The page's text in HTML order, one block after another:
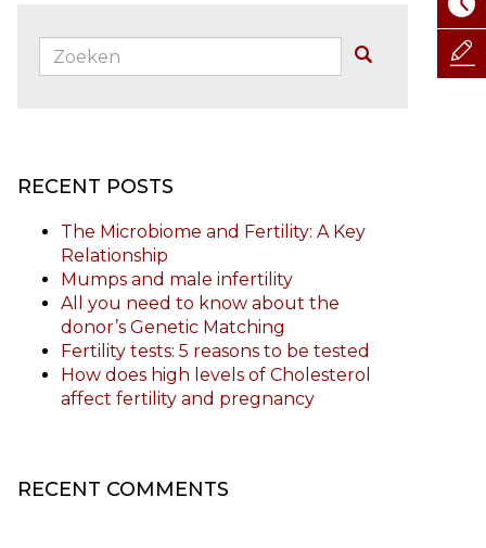
Zoeken:
RECENT POSTS
The Microbiome and Fertility: A Key
Relationship
Mumps and male infertility
All you need to know about the
donor’s Genetic Matching
Fertility tests: 5 reasons to be tested
How does high levels of Cholesterol
affect fertility and pregnancy
RECENT COMMENTS